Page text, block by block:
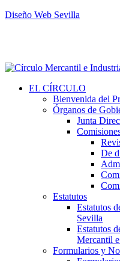
Diseño Web Sevilla
EL CÍRCULO
Bienvenida del
Órganos de
Junta
De
Estatutos
Estatutos
Sevilla
Estatutos
Mercantil
Formularios y